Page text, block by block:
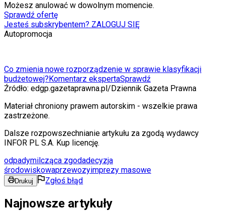
Możesz anulować w dowolnym momencie.
Sprawdź ofertę
Jesteś subskrybentem? ZALOGUJ SIĘ
Autopromocja
Co zmienia nowe rozporządzenie w sprawie klasyfikacji
budżetowej? Komentarz ekspertaSprawdź
Źródło: edgp.gazetaprawna.pl/Dziennik Gazeta Prawna
Materiał chroniony prawem autorskim - wszelkie prawa
zastrzeżone.
Dalsze rozpowszechnianie artykułu za zgodą wydawcy
INFOR PL S.A. Kup licencję.
odpadymilcząca zgodadecyzja
środowiskowaprzewozyimprezy masowe
Drukuj Zgłoś błąd
Najnowsze artykuły